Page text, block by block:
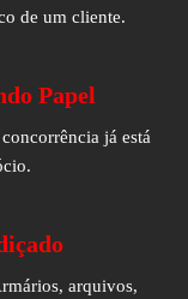
de um cliente.
Papel
já está
arquivos,